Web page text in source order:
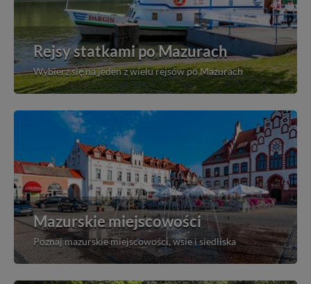
Rejsy statkami po Mazurach
Wybierz się na jeden z wielu rejsów po Mazurach
Mazurskie miejscowości
Poznaj mazurskie miejscowości, wsie i siedliska